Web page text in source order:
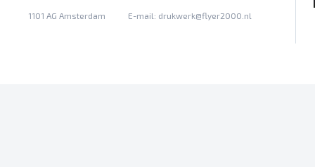
1101 AG Amsterdam E-mail: drukwerk@flyer2000.nl